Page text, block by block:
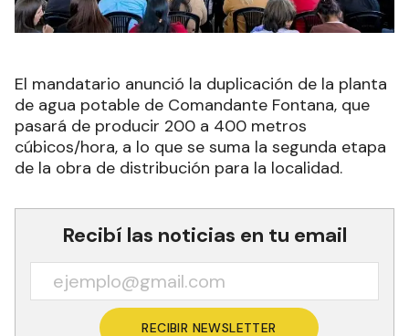
El mandatario anunció la duplicación de la planta
de agua potable de Comandante Fontana, que
pasará de producir 200 a 400 metros
cúbicos/hora, a lo que se suma la segunda etapa
de la obra de distribución para la localidad.
Recibí las noticias en tu email
RECIBIR NEWSLETTER